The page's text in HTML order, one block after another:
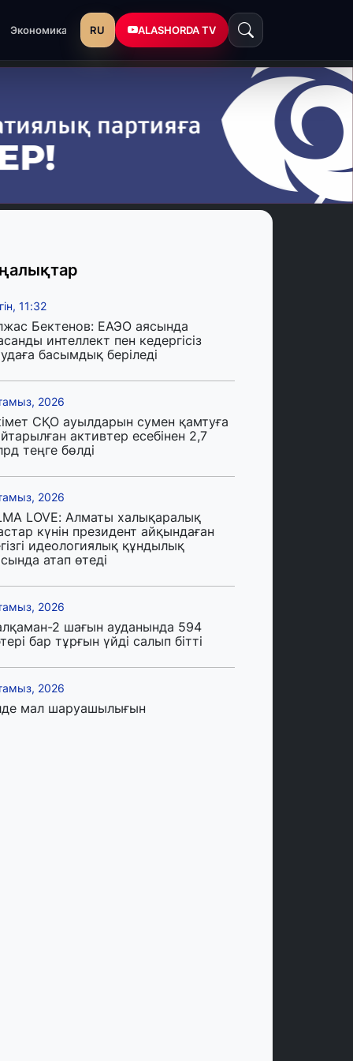
Экономика RU ALASHORDA TV
11:32
Бектенов: ЕАЭО аясында
интеллект пен кедергісіз
басымдық беріледі
2026
СҚО ауылдарын сумен қамтуға
активтер есебінен 2,7
теңге бөлді
2026
LOVE: Алматы халықаралық
күнін президент айқындаған
идеологиялық құндылық
атап өтеді
2026
2 шағын ауданында 594
бар тұрғын үйді салып бітті
2026
мал шаруашылығын